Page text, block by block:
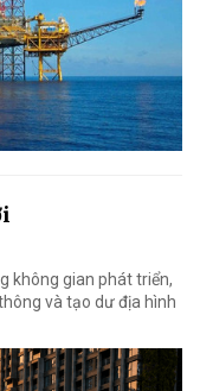
không gian phát triển,
và tạo dư địa hình